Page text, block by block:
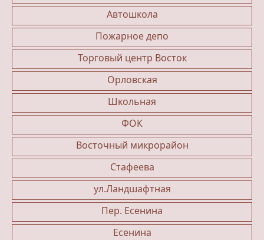
Автошкола
Пожарное депо
Торговый центр Восток
Орловская
Школьная
ФОК
Восточный микрорайон
Стафеева
ул.Ландшафтная
Пер. Есенина
Есенина